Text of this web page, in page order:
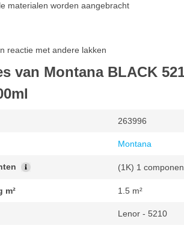
materialen worden aangebracht
reactie met andere lakken
van Montana BLACK
263996
Montana
(1K) 1
m² 1.5 m²
Lenor - 5210